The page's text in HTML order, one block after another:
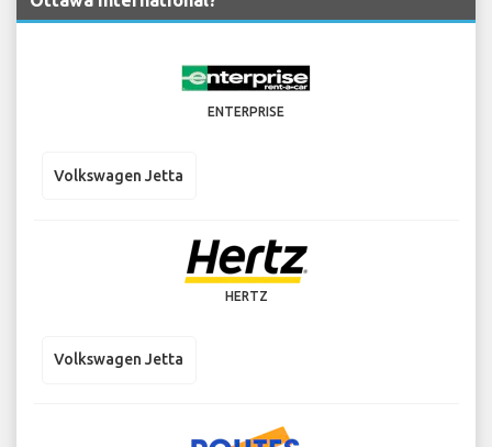
ENTERPRISE
Volkswagen Jetta
HERTZ
Volkswagen Jetta